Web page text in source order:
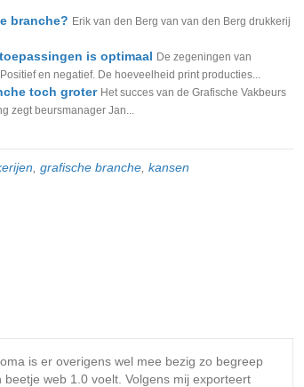
branche? Erik van den Berg van van den Berg drukkerij
is optimaal De zegeningen van
en negatief. De hoeveelheid print producties...
toch groter Het succes van de Grafische Vakbeurs
zegt beursmanager Jan...
grafische branche kansen
is er overigens wel mee bezig zo begreep
web 1.0 voelt. Volgens mij exporteert